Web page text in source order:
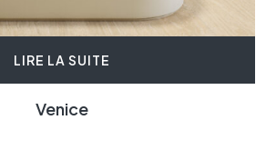
LIRE LA SUITE
Venice